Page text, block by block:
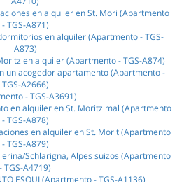
en alquiler en St. Mori (Apartmento
- TGS-A871)
en alquiler (Apartmento - TGS-
A873)
en alquiler (Apartmento - TGS-A874)
un acogedor apartamento (Apartmento -
TGS-A2666)
- TGS-A3691)
en alquiler en St. Moritz mal (Apartmento
- TGS-A878)
en alquiler en St. Morit (Apartmento
- TGS-A879)
Schlarigna, Alpes suizos (Apartmento
- TGS-A4719)
ESQUI (Apartmento - TGS-A1136)